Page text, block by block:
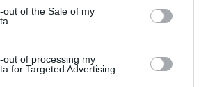
out of the Sale of my
out of processing my
for Targeted Advertising.